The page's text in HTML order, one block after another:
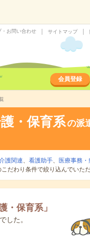
・お問い合わせ サイトマップ
会員登録
・保育系の派
護関連、 看護助手、 医療事務
だわり条件で絞り込んでいただ
・保育系」
した。